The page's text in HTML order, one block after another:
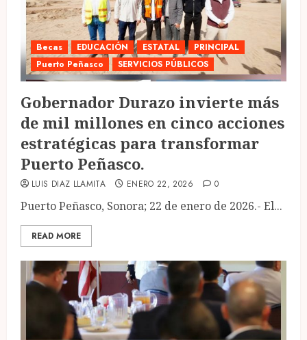
Becas EDUCACIÓN ESTATAL
PRINCIPAL
Puerto Peñasco
SERVICIOS PÚBLICOS
Gobernador Durazo invierte más
de mil millones en cinco acciones
estratégicas para transformar
Puerto Peñasco.
LUIS DIAZ LLAMITA ENERO 22, 2026 0
Puerto Peñasco, Sonora; 22 de enero de 2026.- El...
READ MORE